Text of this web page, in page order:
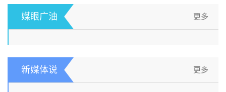
媒眼广油 更多
新媒体说 更多